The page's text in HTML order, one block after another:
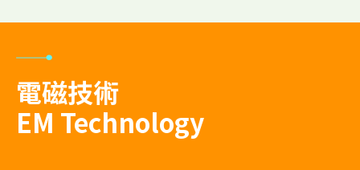
電磁技術
EM Technology